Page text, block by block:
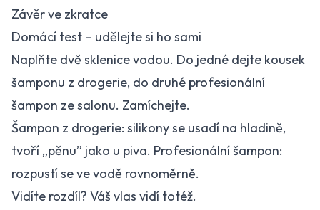
Závěr ve zkratce
Domácí test – udělejte si ho sami
Naplňte dvě sklenice vodou. Do jedné dejte kousek
šamponu z drogerie, do druhé profesionální
šampon ze salonu. Zamíchejte.
Šampon z drogerie: silikony se usadí na hladině,
tvoří „pěnu” jako u piva. Profesionální šampon:
rozpustí se ve vodě rovnoměrně.
Vidíte rozdíl? Váš vlas vidí totéž.